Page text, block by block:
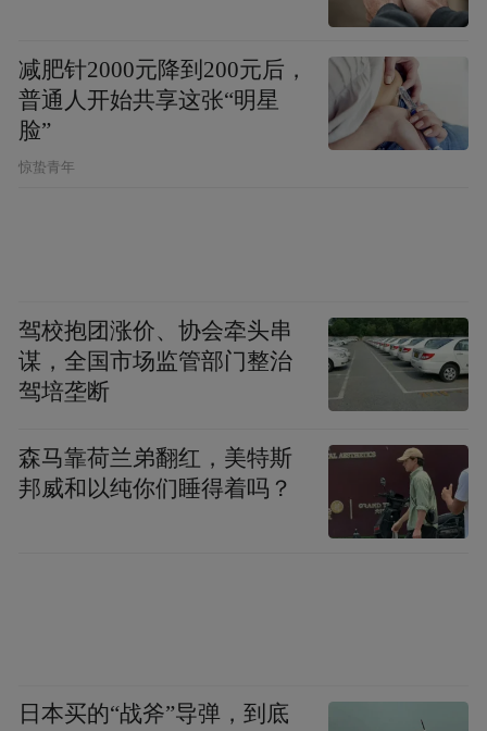
开幕式后，举办了“书苑奇珍”——嵇小军书
法艺术研讨会。与会领导、专家及嘉宾围绕
会。
本次展览集中展出嵇小军近年精心创作的书
本次活动由山东省书法家协会、中共烟台市
委宣传部、烟台市文学艺术界联合会联合主
部分展览作品赏析
减肥针2000元降到200元后，
普通人开始共享这张“明星
脸”
惊蛰青年
驾校抱团涨价、协会牵头串
谋，全国市场监管部门整治
驾培垄断
森马靠荷兰弟翻红，美特斯
邦威和以纯你们睡得着吗？
日本买的“战斧”导弹，到底